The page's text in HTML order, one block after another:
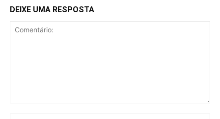
DEIXE UMA RESPOSTA